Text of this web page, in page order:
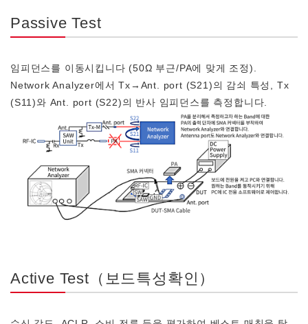
Passive Test
임피던스를 이동시킵니다 (50Ω 부근/PA에 맞게 조정).
Network Analyzer에서 Tx→Ant. port (S21)의 감쇠 특성, Tx
(S11)와 Ant. port (S22)의 반사 임피던스를 측정합니다.
Active Test（보드특성확인）